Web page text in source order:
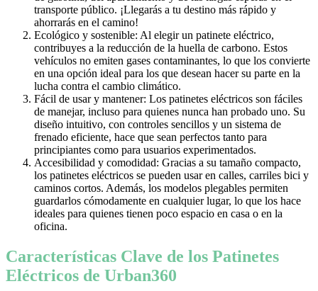
transporte público. ¡Llegarás a tu destino más rápido y
ahorrarás en el camino!
Ecológico y sostenible: Al elegir un patinete eléctrico,
contribuyes a la reducción de la huella de carbono. Estos
vehículos no emiten gases contaminantes, lo que los convierte
en una opción ideal para los que desean hacer su parte en la
lucha contra el cambio climático.
Fácil de usar y mantener: Los patinetes eléctricos son fáciles
de manejar, incluso para quienes nunca han probado uno. Su
diseño intuitivo, con controles sencillos y un sistema de
frenado eficiente, hace que sean perfectos tanto para
principiantes como para usuarios experimentados.
Accesibilidad y comodidad: Gracias a su tamaño compacto,
los patinetes eléctricos se pueden usar en calles, carriles bici y
caminos cortos. Además, los modelos plegables permiten
guardarlos cómodamente en cualquier lugar, lo que los hace
ideales para quienes tienen poco espacio en casa o en la
oficina.
Características Clave de los Patinetes
Eléctricos de Urban360